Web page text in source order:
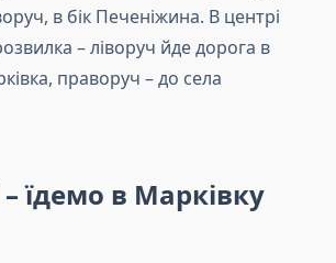
в бік Печеніжина. В центрі
– ліворуч йде дорога в
праворуч – до села
– їдемо в Марківку